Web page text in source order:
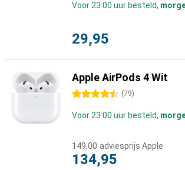
Voor 23:00 uur besteld,
29,95
Apple AirPods 4 Wit
4.5 sterren (79)
Voor 23:00 uur besteld,
149,00 adviesprijs Apple
134,95